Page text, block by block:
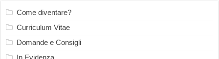
Come diventare?
Curriculum Vitae
Domande e Consigli
In Evidenza